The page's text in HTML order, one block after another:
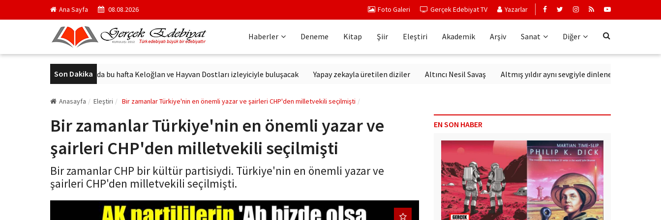
Ana Sayfa 08.08.2026 Foto Galeri Gerçek Edebiyat TV Yazarlar
Haberler Deneme Kitap Şiir Eleştiri Akademik Arşiv Sanat Diğer
Son Dakika
Sinemalarda bu hafta Keloğlan ve Hayvan Dostları izleyiciyle buluşacak Yapay zekayla üretilen diziler Altıncı Nesil Savaş Altmış yıldır aynı sevgiyle dinlenen sanatçı: Erkin Koray
Anasayfa Eleştiri Bir zamanlar Türkiye'nin en önemli yazar ve şairleri CHP'den milletvekili seçilmişti
Bir zamanlar Türkiye'nin en önemli yazar ve
şairleri CHP'den milletvekili seçilmişti
Bir zamanlar CHP bir kültür partisiydi. Türkiye'nin en önemli yazar ve
şairleri CHP'den milletvekili seçilmişti.
EN SON HABER